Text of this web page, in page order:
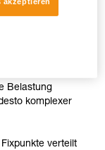
stärker
die auf
dazu führen,
auf
Belastung
komplexer
verteilt